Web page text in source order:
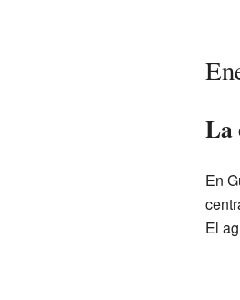
La
En
El